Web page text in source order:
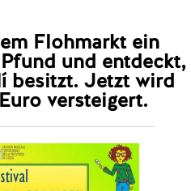
Flohmarkt ein
und entdeckt,
besitzt. Jetzt wird
versteigert.